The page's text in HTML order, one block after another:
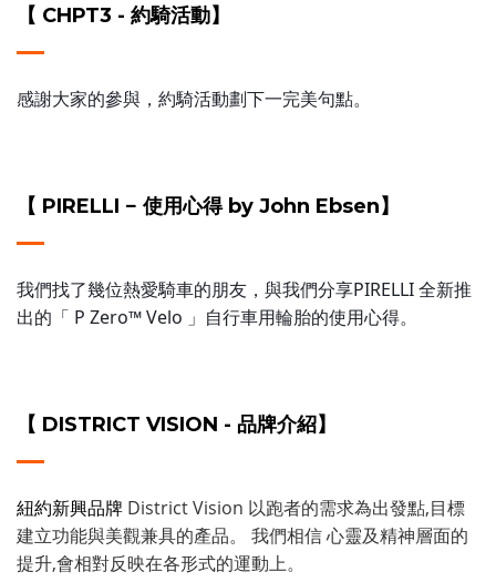
【 CHPT3 - 約騎活動】
感謝大家的參與，約騎活動劃下一完美句點。
【 PIRELLI − 使用心得 by John Ebsen】
我們找了幾位熱愛騎車的朋友，與我們分享PIRELLI 全新推
出的「 P Zero™ Velo 」自行車用輪胎的使用心得。
【 DISTRICT VISION - 品牌介紹】
紐約新興品牌 District Vision 以跑者的需求為出發點,目標
建立功能與美觀兼具的產品。 我們相信 心靈及精神層面的
提升,會相對反映在各形式的運動上。